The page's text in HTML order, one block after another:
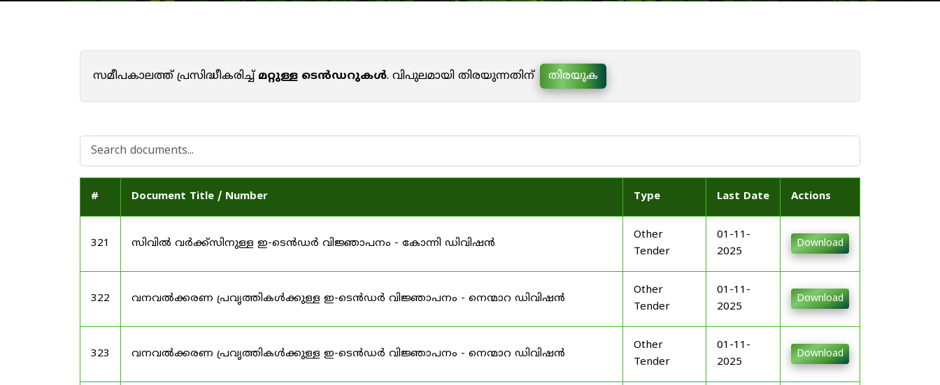
സമീപകാലത്ത് പ്രസിദ്ധീകരിച്ച്മറ്റുള്ള ടെൻഡറുകൾ. വിപുലമായി തിരയുന്നതിന് തിരയുക
# Document Title / Number Type Last Date Actions
321 സിവിൽ വർക്ക്സിനുള്ള ഇ-ടെൻഡർ വിജ്ഞാപനം - കോന്നി ഡിവിഷൻ
Other
Tender
01-11-
2025
Download
322 വനവൽക്കരണ പ്രവൃത്തികൾക്കുള്ള ഇ-ടെൻഡർ വിജ്ഞാപനം - നെന്മാറ ഡിവിഷൻ
Other
Tender
01-11-
2025
Download
323 വനവൽക്കരണ പ്രവൃത്തികൾക്കുള്ള ഇ-ടെൻഡർ വിജ്ഞാപനം - നെന്മാറ ഡിവിഷൻ
Other
Tender
01-11-
2025
Download